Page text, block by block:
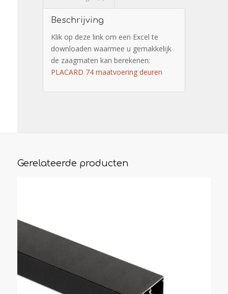
Beschrijving
Klik op deze link om een Excel te
downloaden waarmee u gemakkelijk
de zaagmaten kan berekenen:
PLACARD 74 maatvoering deuren
Gerelateerde producten